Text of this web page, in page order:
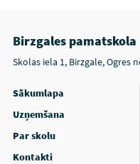
Birzgales pamatskola
Skolas iela 1, Birzgale, Ogres
Sākumlapa
Uzņemšana
Par skolu
Kontakti